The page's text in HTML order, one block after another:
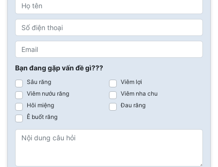
Bạn đang gặp vấn đề gì???
Sâu răng
Viêm lợi
Viêm nướu răng
Viêm nha chu
Hôi miệng
Đau răng
Ê buốt răng